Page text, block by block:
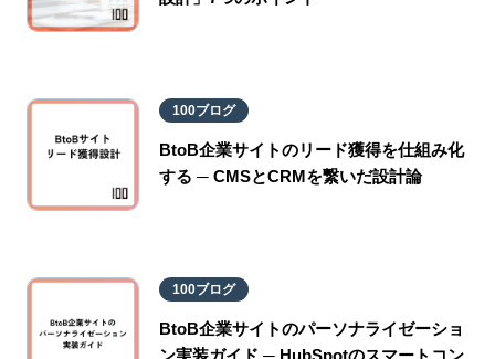
100ブログ
BtoB企業サイトのリード獲得を仕組み化
する ─ CMSとCRMを繋いだ設計論
100ブログ
BtoB企業サイトのパーソナライゼーショ
ン実装ガイド ─ HubSpotのスマートコン